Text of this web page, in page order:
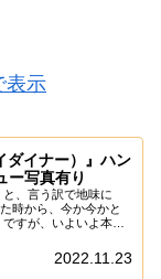
表示
ダイナー）』ハン
ー写真有り
と、言う訳で地味に
時から、今か今かと
すが、いよいよ本格
ーンで...2022.11.23